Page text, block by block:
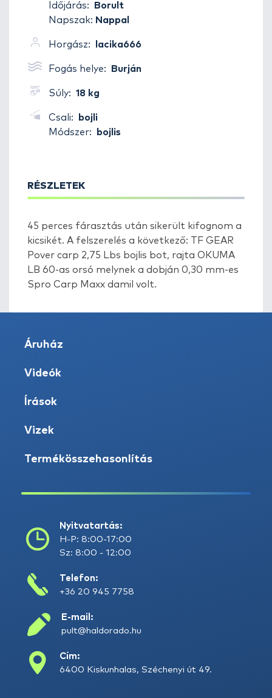
Időjárás:
Borult
Napszak: Nappal
Horgász: lacika666
Fogás helye: Burján
Súly: 18 kg
Csali:
bojli
Módszer:
bojlis
RÉSZLETEK
45 perces fárasztás után sikerült kifognom a
kicsikét. A felszerelés a következő: TF GEAR
Pover carp 2,75 Lbs bojlis bot, rajta OKUMA
LB 60-as orsó melynek a dobján 0,30 mm-es
Spro Carp Maxx damil volt.
Áruház
Videók
Írások
Vizek
Termékösszehasonlítás
Nyitvatartás:
H-P: 8:00-17:00
Sz: 8:00 - 12:00
Telefon:
+36 20 945 7758
E-mail:
pult@haldorado.hu
Cím:
6400 Kiskunhalas, Széchenyi út 49.